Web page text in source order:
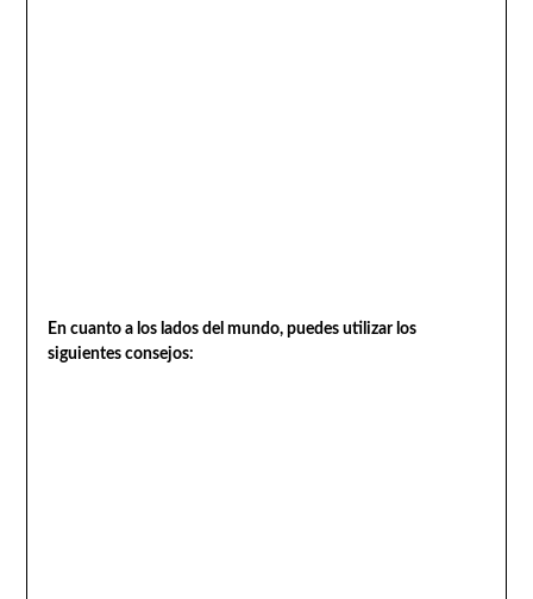
En cuanto a los lados del mundo, puedes utilizar los
siguientes consejos: